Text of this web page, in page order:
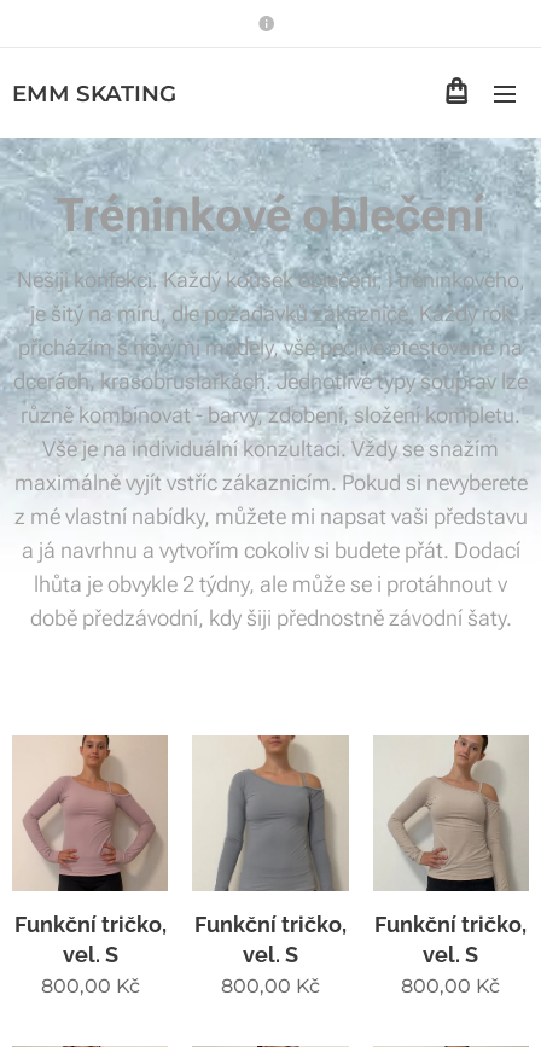
EMM SKATING
Tréninkové oblečení
Nešiji konfekci. Každý kousek oblečení, i tréninkového,
je šitý na míru, dle požadavků zákaznice. Každý rok
přicházím s novými modely, vše pečlivě otestované na
dcerách, krasobruslařkách. Jednotlivé typy souprav lze
různě kombinovat - barvy, zdobení, složení kompletu.
Vše je na individuální konzultaci. Vždy se snažím
maximálně vyjít vstříc zákaznicím. Pokud si nevyberete
z mé vlastní nabídky, můžete mi napsat vaši představu
a já navrhnu a vytvořím cokoliv si budete přát. Dodací
lhůta je obvykle 2 týdny, ale může se i protáhnout v
době předzávodní, kdy šiji přednostně závodní šaty.
Funkční tričko,
vel. S
800,00 Kč
Funkční tričko,
vel. S
800,00 Kč
Funkční tričko,
vel. S
800,00 Kč